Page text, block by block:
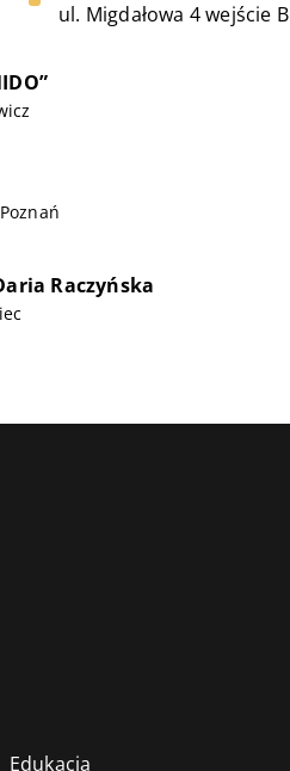
ul. Migdałowa 4 wejście B
Raczyńska
Edukacja